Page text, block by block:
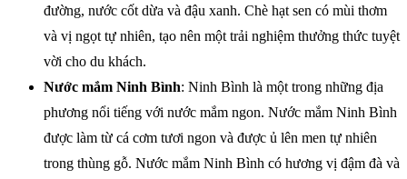
đường, nước cốt dừa và đậu xanh. Chè hạt sen có mùi thơm
và vị ngọt tự nhiên, tạo nên một trải nghiệm thưởng thức tuyệt
vời cho du khách.
Nước mắm Ninh Bình: Ninh Bình là một trong những địa
phương nổi tiếng với nước mắm ngon. Nước mắm Ninh Bình
được làm từ cá cơm tươi ngon và được ủ lên men tự nhiên
trong thùng gỗ. Nước mắm Ninh Bình có hương vị đậm đà và